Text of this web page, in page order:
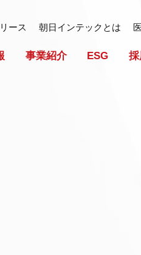
事業紹介 ESG
ース 朝日インテックとは